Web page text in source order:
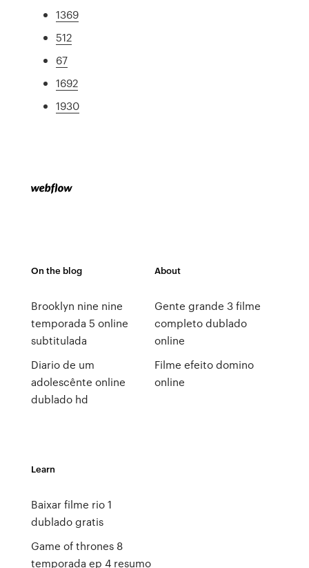
1369
512
67
1692
1930
On the blog
Brooklyn nine nine
temporada 5 online
subtitulada
Diario de um
adolescênte online
dublado hd
About
Gente grande 3 filme
completo dublado
online
Filme efeito domino
online
Learn
Baixar filme rio 1
dublado gratis
Game of thrones 8
temporada ep 4 resumo